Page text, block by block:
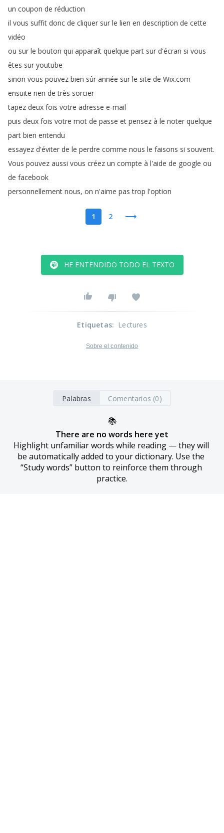
un coupon de réduction
il vous suffit donc de cliquer sur le lien en description de cette
vidéo
ou sur le bouton qui apparaît quelque part sur d'écran si vous
êtes sur youtube
sinon vous pouvez bien sûr année sur le site de Wix.com
ensuite rien de très sorcier
tapez deux fois votre adresse e-mail
puis deux fois votre mot de passe et pensez à le noter quelque
part bien entendu
essayez d'éviter de le perdre comme nous le faisons si souvent.
Vous pouvez aussi vous créez un compte à l'aide de google ou
de facebook
personnellement nous, on n'aime pas trop l'option
1 2
HE ENTENDIDO TODO EL TEXTO
Etiquetas: Lectures
Sobre el contenido
Palabras Comentarios (0)
📚
There are no words here yet
Highlight unfamiliar words while reading — they will
be automatically added to your dictionary. Use the
“Study words” button to reinforce them through
practice.